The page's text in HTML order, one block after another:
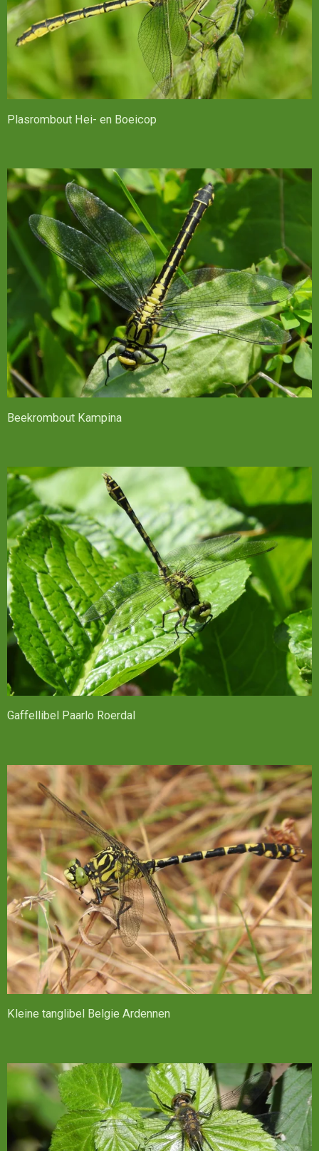
Plasrombout Hei- en Boeicop
Beekrombout Kampina
Gaffellibel Paarlo Roerdal
Kleine tanglibel Belgie Ardennen